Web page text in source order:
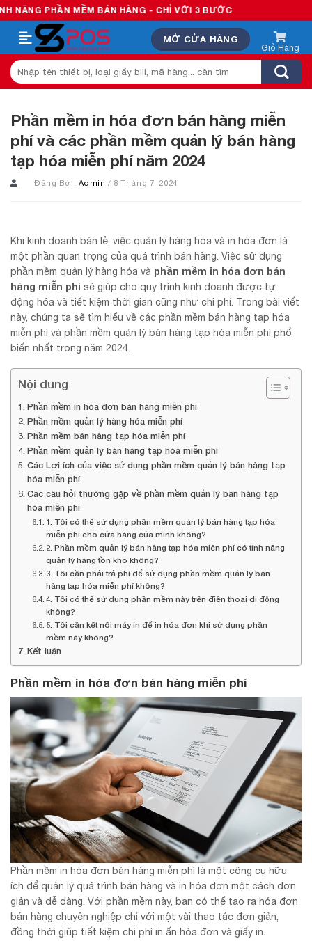
Skip
to
content
MỀM BÁN HÀNG - CHỈ VỚI 3 BƯỚC
MỞ CỬA HÀNG
Tìm
kiếm:
Phần mềm in hóa đơn bán hàng miễn
phí và các phần mềm quản lý bán hàng
tạp hóa miễn phí năm 2024
Đăng Bởi: Admin/ 8 Tháng 7, 2024
Khi kinh doanh bán lẻ, việc quản lý hàng hóa và in hóa đơn là
một phần quan trọng của quá trình bán hàng. Việc sử dụng
phần mềm quản lý hàng hóa và phần mềm in hóa đơn bán
hàng miễn phí sẽ giúp cho quy trình kinh doanh được tự
động hóa và tiết kiệm thời gian cũng như chi phí. Trong bài viết
này, chúng ta sẽ tìm hiểu về các phần mềm bán hàng tạp hóa
miễn phí và phần mềm quản lý bán hàng tạp hóa miễn phí phổ
biến nhất trong năm 2024.
Nội dung
Phần mềm in hóa đơn bán hàng miễn phí
Phần mềm quản lý hàng hóa miễn phí
Phần mềm bán hàng tạp hóa miễn phí
Phần mềm quản lý bán hàng tạp hóa miễn phí
Các Lợi ích của việc sử dụng phần mềm quản lý bán hàng tạp
hóa miễn phí
Các câu hỏi thường gặp về phần mềm quản lý bán hàng tạp
hóa miễn phí
1. Tôi có thể sử dụng phần mềm quản lý bán hàng tạp hóa
miễn phí cho cửa hàng của mình không?
2. Phần mềm quản lý bán hàng tạp hóa miễn phí có tính năng
quản lý hàng tồn kho không?
3. Tôi cần phải trả phí để sử dụng phần mềm quản lý bán
hàng tạp hóa miễn phí không?
4. Tôi có thể sử dụng phần mềm này trên điện thoại di động
không?
5. Tôi cần kết nối máy in để in hóa đơn khi sử dụng phần
mềm này không?
Kết luận
Phần mềm in hóa đơn bán hàng miễn phí
Phần mềm in hóa đơn bán hàng miễn phí là một công cụ hữu
ích để quản lý quá trình bán hàng và in hóa đơn một cách đơn
giản và dễ dàng. Với phần mềm này, bạn có thể tạo ra hóa đơn
bán hàng chuyên nghiệp chỉ với một vài thao tác đơn giản,
đồng thời giúp tiết kiệm chi phí in ấn hóa đơn và giấy in.